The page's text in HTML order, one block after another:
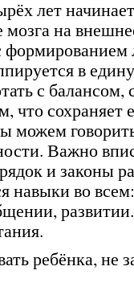
лет
мозга на
в
с
что
можем
Важно
и законы
навыки во
ребёнка, не